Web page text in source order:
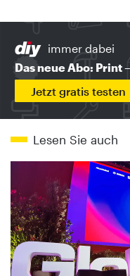
immer dabei
Das neue Abo: Print
Jetzt gratis testen
Lesen Sie auch